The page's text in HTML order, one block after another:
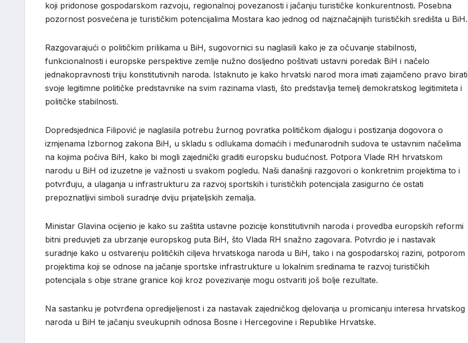
koji pridonose gospodarskom razvoju, regionalnoj povezanosti i jačanju turističke konkurentnosti. Posebna
pozornost posvećena je turističkim potencijalima Mostara kao jednog od najznačajnijih turističkih središta u BiH.
Razgovarajući o političkim prilikama u BiH, sugovornici su naglasili kako je za očuvanje stabilnosti,
funkcionalnosti i europske perspektive zemlje nužno dosljedno poštivati ustavni poredak BiH i načelo
jednakopravnosti triju konstitutivnih naroda. Istaknuto je kako hrvatski narod mora imati zajamčeno pravo birati
svoje legitimne političke predstavnike na svim razinama vlasti, što predstavlja temelj demokratskog legitimiteta i
političke stabilnosti.
Dopredsjednica Filipović je naglasila potrebu žurnog povratka političkom dijalogu i postizanja dogovora o
izmjenama Izbornog zakona BiH, u skladu s odlukama domaćih i međunarodnih sudova te ustavnim načelima
na kojima počiva BiH, kako bi mogli zajednički graditi europsku budućnost. Potpora Vlade RH hrvatskom
narodu u BiH od izuzetne je važnosti u svakom pogledu. Naši današnji razgovori o konkretnim projektima to i
potvrđuju, a ulaganja u infrastrukturu za razvoj sportskih i turističkih potencijala zasigurno će ostati
prepoznatljivi simboli suradnje dviju prijateljskih zemalja.
Ministar Glavina ocijenio je kako su zaštita ustavne pozicije konstitutivnih naroda i provedba europskih reformi
bitni preduvjeti za ubrzanje europskog puta BiH, što Vlada RH snažno zagovara. Potvrdio je i nastavak
suradnje kako u ostvarenju političkih ciljeva hrvatskoga naroda u BiH, tako i na gospodarskoj razini, potporom
projektima koji se odnose na jačanje sportske infrastrukture u lokalnim sredinama te razvoj turističkih
potencijala s obje strane granice koji kroz povezivanje mogu ostvariti još bolje rezultate.
Na sastanku je potvrđena opredijeljenost i za nastavak zajedničkog djelovanja u promicanju interesa hrvatskog
naroda u BiH te jačanju sveukupnih odnosa Bosne i Hercegovine i Republike Hrvatske.